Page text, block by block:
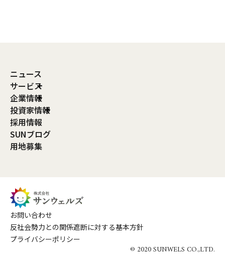
ニュース
サービス
企業情報
投資家情報
採用情報
SUNブログ
用地募集
お問い合わせ
反社会勢力との関係遮断に対する基本方針
プライバシーポリシー
© 2020 SUNWELS CO.,LTD.